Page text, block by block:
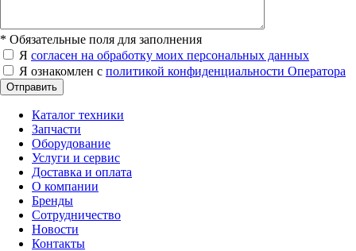
* Обязательные поля для заполнения
Я согласен на обработку моих персональных данных
Я ознакомлен с политикой конфиденциальности Оператора
Отправить
Каталог техники
Запчасти
Оборудование
Услуги и сервис
Доставка и оплата
О компании
Бренды
Сотрудничество
Новости
Контакты